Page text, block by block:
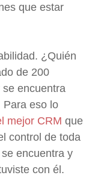
que estar
¿Quién
de 200
encuentra
Para eso lo
mejor CRM que
control de toda
encuentra y
con él.